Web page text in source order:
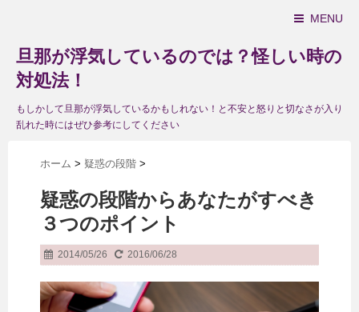
MENU
旦那が浮気しているのでは？怪しい時の
対処法！
もしかして旦那が浮気しているかもしれない！と不安と怒りと切なさが入り
乱れた時にはぜひ参考にしてください
ホーム > 疑惑の段階 >
疑惑の段階からあなたがすべき
３つのポイント
2014/05/26 2016/06/28